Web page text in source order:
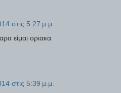
στις 5:27 μ.μ.
είμαι οριακα
στις 5:39 μ.μ.